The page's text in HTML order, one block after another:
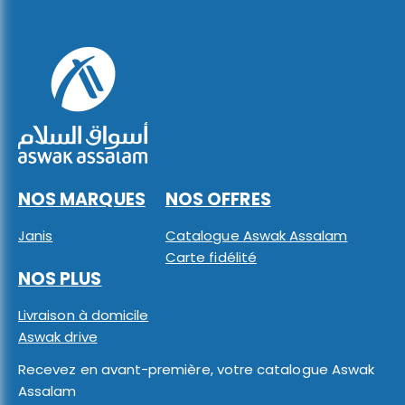
NOS MARQUES
Janis
NOS OFFRES
Catalogue Aswak Assalam
Carte fidélité
NOS PLUS
Livraison à domicile
Aswak drive
Recevez en avant-première, votre catalogue Aswak
Assalam